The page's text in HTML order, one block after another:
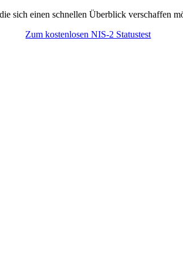
sich einen schnellen Überblick verschaffen
Zum kostenlosen NIS-2 Statustest